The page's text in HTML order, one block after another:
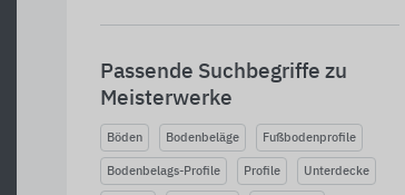
Passende Suchbegriffe zu
Meisterwerke
Böden Bodenbeläge Fußbodenprofile
Bodenbelags-Profile Profile Unterdecke